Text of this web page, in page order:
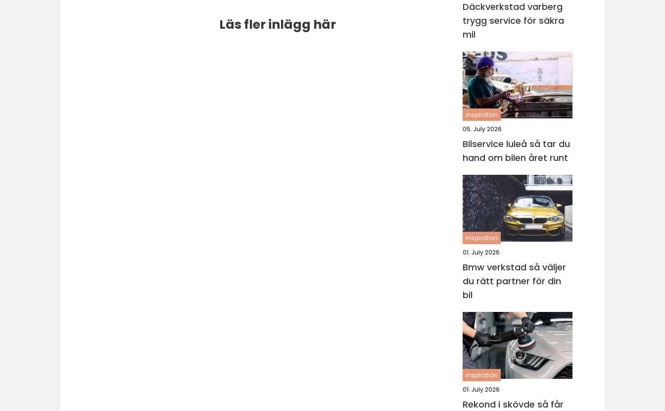
Läs fler inlägg här
Däckverkstad varberg
trygg service för säkra
mil
inspiration
05. July 2026
Bilservice luleå så tar du
hand om bilen året runt
inspiration
01. July 2026
Bmw verkstad så väljer
du rätt partner för din
bil
inspiration
01. July 2026
Rekond i skövde så får